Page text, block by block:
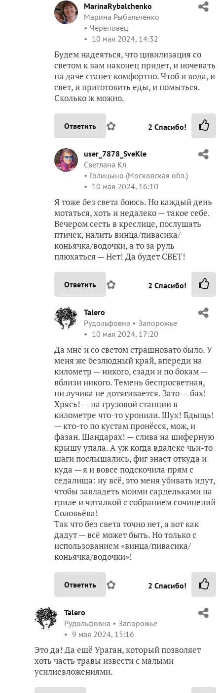
MarinaRybalchenko
Марина Рыбальченко
Череповец
10 мая 2024, 14:32
Будем надеяться, что цивилизация со
светом к вам наконец придет, и ночевать
на даче станет комфортно. Чтоб и вода, и
свет, и приготовить еды, и помыться.
Сколько ж можно.
Ответить ✿ 2 Спасибо!
user_7878_SveKle
Светлана Кл
Голицыно (Московская обл.)
10 мая 2024, 16:10
Я тоже без света боюсь. Но каждый день
мотаться, хоть и недалеко — такое себе.
Вечером сесть в креслице, послушать
птичек, налить винца/пивасика/
коньячка/водочки, а то за руль
плюхаться — Нет! Да будет СВЕТ!
Ответить ✿ 2 Спасибо!
Talero
Рудольфовна
Запорожье
10 мая 2024, 17:20
Да мне и со светом страшновато было. У
меня же безлюдный край, впереди на
километр — никого, сзади и по бокам —
вблизи никого. Темень беспросветная,
ни лучика не дотягивается. Зато — бах!
Хрясь! — на грузовой станции в
километре что-то уронили. Шух! Бдыщь!
— кто-то по кустам пронёсся, мож, и
фазан. Шандарах! — слива на шиферную
крышу упала. А уж когда вдалеке чьи-то
шаги послышались, фиг знает откуда и
куда — я и вовсе подскочила прям с
седалища: ну всё, это меня убивать идут,
чтобы завладеть моими сардельками на
гриле и читалкой с собранием сочинений
Соловьёва!
Так что без света точно нет, а вот как
дадут — всё может быть. Но только с
использованием «винца/пивасика/
коньячка/водочки»!
Ответить ✿ 2 Спасибо!
Talero
Рудольфовна
Запорожье
9 мая 2024, 15:16
Это да! Да ещё Ураган, который позволяет
хоть часть травы извести с малыми
усилиевложениями.